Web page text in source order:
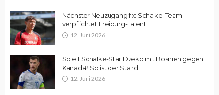
Nächster Neuzugang fix: Schalke-Team
verpflichtet Freiburg-Talent
12. Juni 2026
Spielt Schalke-Star Dzeko mit Bosnien gegen
Kanada? So ist der Stand
12. Juni 2026